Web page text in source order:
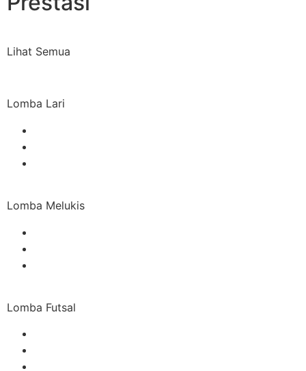
Lihat Semua
Lomba Lari
Lomba Melukis
Lomba Futsal